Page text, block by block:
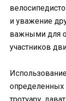
и уважение
важными для
участников